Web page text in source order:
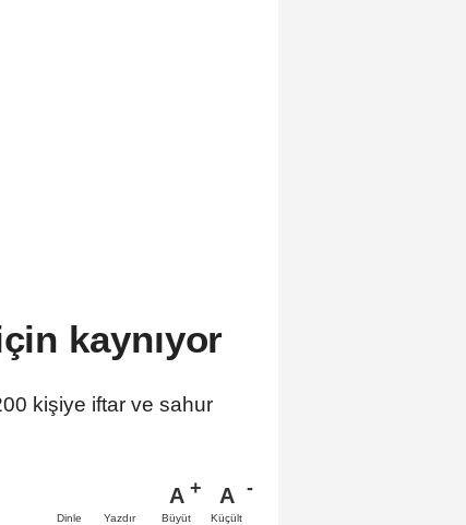
kaynıyor
kişiye iftar ve sahur
Dinle Yazdır
A
Büyüt
A
Küçült